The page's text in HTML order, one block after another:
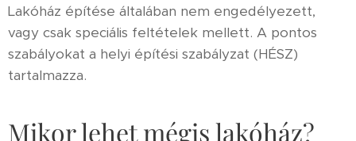
Lakóház építése általában nem engedélyezett,
vagy csak speciális feltételek mellett. A pontos
szabályokat a helyi építési szabályzat (HÉSZ)
tartalmazza.
Mikor lehet mégis lakóház?